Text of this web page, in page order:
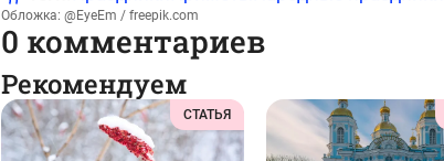
Обложка: @EyeEm / freepik.com
0 комментариев
Рекомендуем
СТАТЬЯ